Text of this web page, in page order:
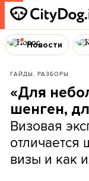
Новости
ГАЙДЫ, РАЗБОРЫ
«Для
шенген,
Визовая
отличается
визы и как